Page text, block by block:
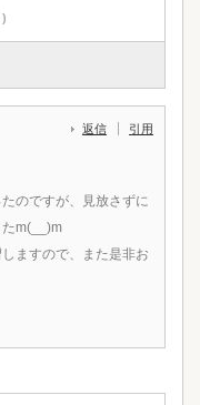
)
返信 引用
のですが、見放さずに
m(__)m
ますので、また是非お